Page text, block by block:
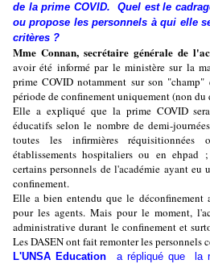
de la prime COVID. Quel est le
ou propose les personnels à qui elle
critères ?
Mme Connan, secrétaire générale de
avoir été informé par le ministère sur la
prime COVID notamment sur son
période de confinement uniquement (non du
Elle a expliqué que la prime COVID
éducatifs selon le nombre de demi-
toutes les infirmières
établissements hospitaliers ou en ehpad
certains personnels de l'académie ayant
confinement.
Elle a bien entendu que le déconfinement
pour les agents. Mais pour le moment,
administrative durant le confinement et
Les DASEN ont fait remonter les personnels
L'UNSA Education
a répliqué que la